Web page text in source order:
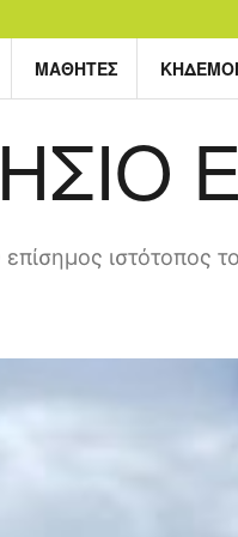
ΜΑΘΗΤΈΣ
επίσημος ιστότοπος